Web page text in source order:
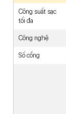
Công suất sạc
tối đa
Công nghệ
Số cổng